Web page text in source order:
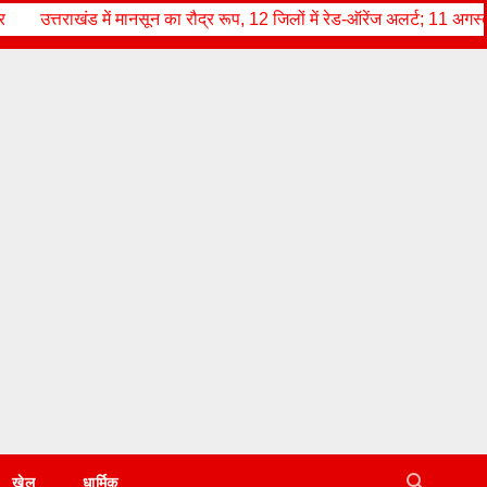
का रौद्र रूप, 12 जिलों में रेड-ऑरेंज अलर्ट; 11 अगस्त तक भारी बारिश के
खेल धार्मिक